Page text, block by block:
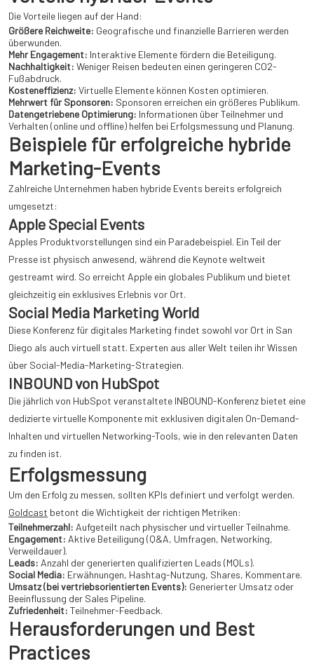
Die Vorteile liegen auf der Hand:
Größere Reichweite: Geografische und finanzielle Barrieren werden
überwunden.
Mehr Engagement: Interaktive Elemente fördern die Beteiligung.
Nachhaltigkeit: Weniger Reisen bedeuten einen geringeren CO2-
Fußabdruck.
Kosteneffizienz: Virtuelle Elemente können Kosten optimieren.
Mehrwert für Sponsoren: Sponsoren erreichen ein größeres Publikum.
Datengetriebene Optimierung: Informationen über Teilnehmer und
Verhalten (online und offline) helfen bei Erfolgsmessung und Planung.
Beispiele für erfolgreiche hybride
Marketing-Events
Zahlreiche Unternehmen haben hybride Events bereits erfolgreich
umgesetzt:
Apple Special Events
Apples Produktvorstellungen sind ein Paradebeispiel. Ein Teil der
Presse ist physisch anwesend, während die Keynote weltweit
gestreamt wird. So erreicht Apple ein globales Publikum und bietet
gleichzeitig ein exklusives Erlebnis vor Ort.
Social Media Marketing World
Diese Konferenz für digitales Marketing findet sowohl vor Ort in San
Diego als auch virtuell statt. Experten aus aller Welt teilen ihr Wissen
über Social-Media-Marketing-Strategien.
INBOUND von HubSpot
Die jährlich von HubSpot veranstaltete INBOUND-Konferenz bietet eine
dedizierte virtuelle Komponente mit exklusiven digitalen On-Demand-
Inhalten und virtuellen Networking-Tools, wie in den relevanten Daten
zu finden ist.
Erfolgsmessung
Um den Erfolg zu messen, sollten KPIs definiert und verfolgt werden.
Goldcast betont die Wichtigkeit der richtigen Metriken:
Teilnehmerzahl: Aufgeteilt nach physischer und virtueller Teilnahme.
Engagement: Aktive Beteiligung (Q&A, Umfragen, Networking,
Verweildauer).
Leads: Anzahl der generierten qualifizierten Leads (MQLs).
Social Media: Erwähnungen, Hashtag-Nutzung, Shares, Kommentare.
Umsatz (bei vertriebsorientierten Events): Generierter Umsatz oder
Beeinflussung der Sales Pipeline.
Zufriedenheit: Teilnehmer-Feedback.
Herausforderungen und Best
Practices